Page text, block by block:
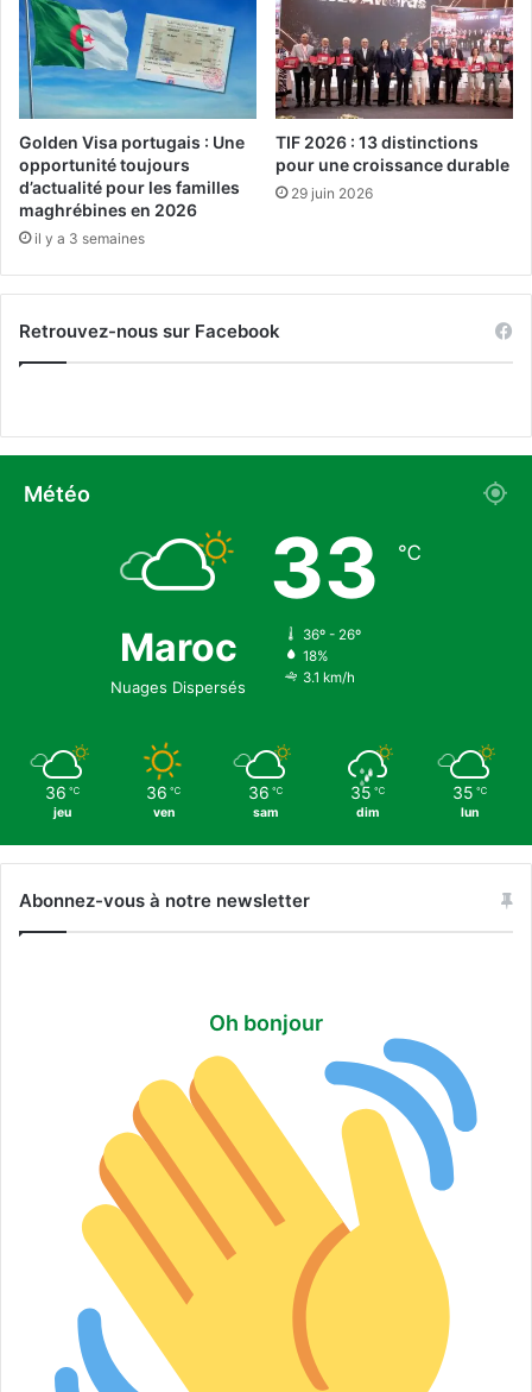
2
0
4
S
)
u
x
d
e
a
r
é
u
n
d
u
M
C
e
s
t
Golden Visa portugais : Une
opportunité toujours
d’actualité pour les familles
maghrébines en 2026
il y a 3 semaines
TIF 2026 : 13 distinctions
pour une croissance durable
29 juin 2026
Retrouvez-nous sur Facebook
Météo
Maroc
Nuages Dispersés
33 ℃
36º - 26º
18%
3.1 km/h
36 ℃
jeu
36 ℃
ven
36 ℃
sam
35 ℃
dim
35 ℃
lun
Abonnez-vous à notre newsletter
Oh bonjour